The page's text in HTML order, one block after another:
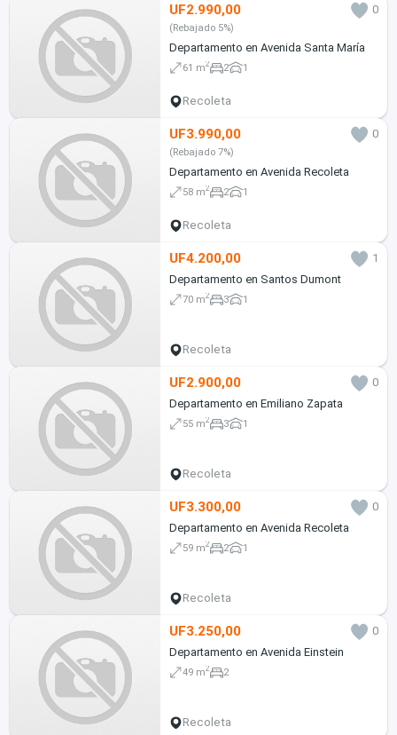
UF2.990,00 0
(Rebajado 5%)
Departamento en Avenida Santa María
61 m2 2 1
Recoleta
UF3.990,00 0
(Rebajado 7%)
Departamento en Avenida Recoleta
58 m2 2 1
Recoleta
UF4.200,00
1
Departamento en Santos Dumont
70 m2 3 1
Recoleta
UF2.900,00
0
Departamento en Emiliano Zapata
55 m2 3 1
Recoleta
UF3.300,00
0
Departamento en Avenida Recoleta
59 m2 2 1
Recoleta
UF3.250,00
0
Departamento en Avenida Einstein
49 m2 2
Recoleta